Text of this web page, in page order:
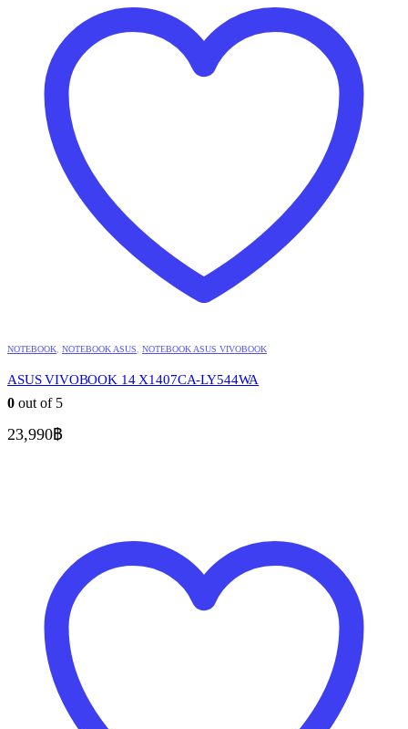
NOTEBOOK NOTEBOOK ASUS NOTEBOOK ASUS VIVOBOOK
ASUS VIVOBOOK 14 X1407CA-LY544WA
0 out of 5
23,990฿